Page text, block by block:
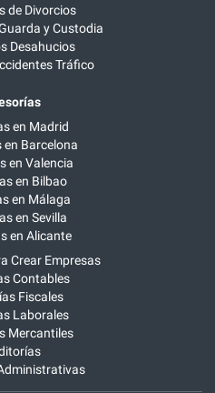
de Divorcios
y Custodia
Desahucios
Tráfico
en Madrid
en Barcelona
en Valencia
en Bilbao
en Málaga
en Sevilla
en Alicante
Crear Empresas
Contables
Fiscales
Laborales
Mercantiles